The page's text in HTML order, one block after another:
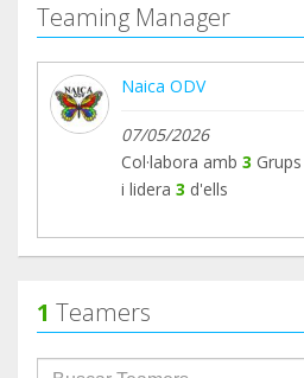
Teaming Manager
Naica ODV
07/05/2026
Col·labora amb 3 Grups
i lidera 3 d'ells
1 Teamers